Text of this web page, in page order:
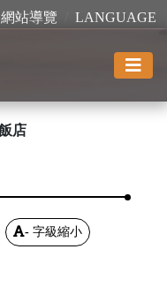
網站導覽 LANGUAGE
店
- 字級縮小